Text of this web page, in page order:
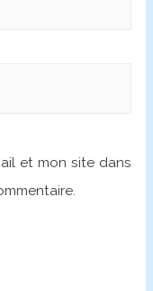
et mon site dans